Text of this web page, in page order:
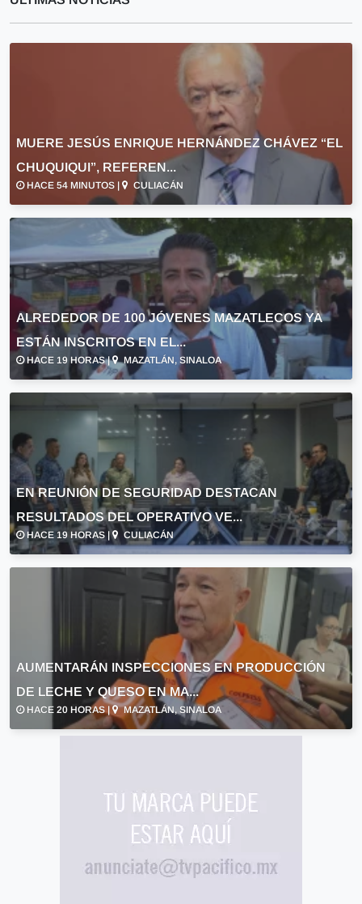
MUERE JESÚS ENRIQUE HERNÁNDEZ CHÁVEZ “EL
CHUQUIQUI”, REFEREN...
HACE 54 MINUTOS | CULIACÁN
ALREDEDOR DE 100 JÓVENES MAZATLECOS YA
ESTÁN INSCRITOS EN EL...
HACE 19 HORAS | MAZATLÁN, SINALOA
EN REUNIÓN DE SEGURIDAD DESTACAN
RESULTADOS DEL OPERATIVO VE...
HACE 19 HORAS | CULIACÁN
AUMENTARÁN INSPECCIONES EN PRODUCCIÓN
DE LECHE Y QUESO EN MA...
HACE 20 HORAS | MAZATLÁN, SINALOA